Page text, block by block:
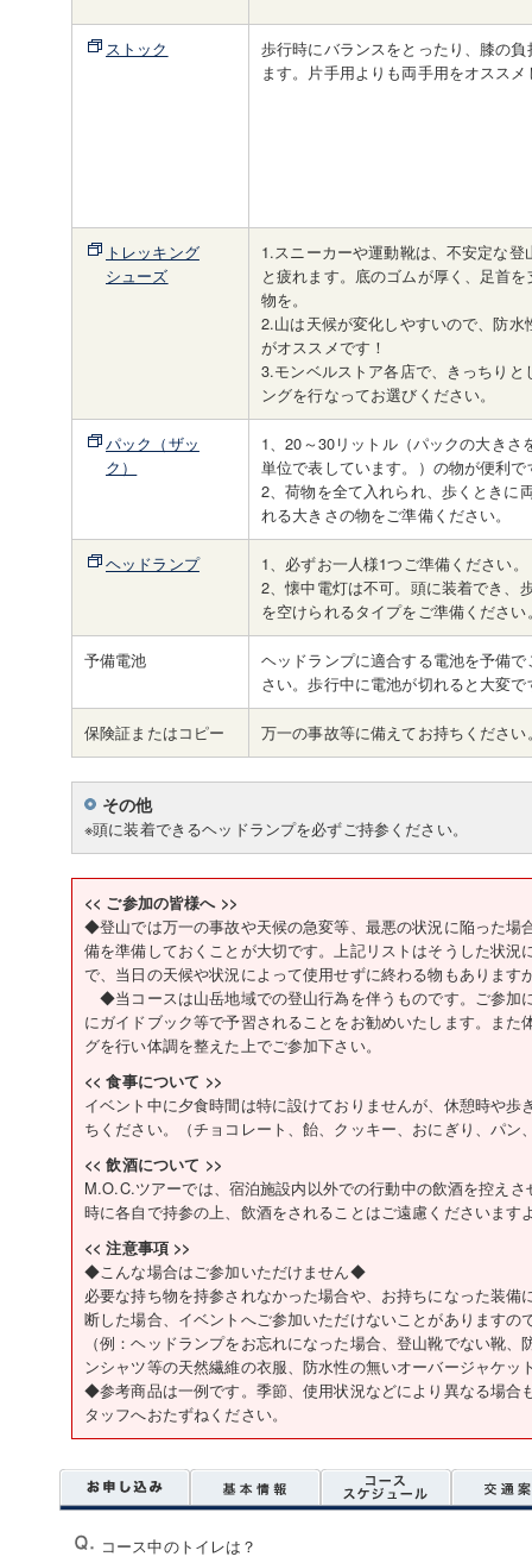
ストック
歩行時にバランスをとったり、膝の
ます。片手用よりも両手用をオスス
トレッキング
シューズ
1.スニーカーや運動靴は、不安定な登
と疲れます。底のゴムが厚く、足首
物を。
2.山は天候が変化しやすいので、防水
がオススメです！
3.モンベルストア各店で、きっちりと
ングを行なってお選びください。
パック（ザッ
ク）
1、20～30リットル（パックの大きさ
単位で表しています。）の物が便利で
2、荷物を全て入れられ、歩くときに
れる大きさの物をご準備ください。
ヘッドランプ
1、必ずお一人様1つご準備ください。
2、懐中電灯は不可。頭に装着でき、
を空けられるタイプをご準備ください
予備電池
ヘッドランプに適合する電池を予備
さい。歩行中に電池が切れると大変で
保険証またはコピー 万一の事故等に備えてお持ちください
その他
※頭に装着できるヘッドランプを必ずご持参ください。
<< ご参加の皆様へ >>
◆登山では万一の事故や天候の急変等、最悪の状況に陥った場
備を準備しておくことが大切です。上記リストはそうした状況
で、当日の天候や状況によって使用せずに終わる物もあります
◆当コースは山岳地域での登山行為を伴うものです。ご参加
にガイドブック等で予習されることをお勧めいたします。ま
グを行い体調を整えた上でご参加下さい。
<< 食事について >>
イベント中に夕食時間は特に設けておりませんが、休憩時や
ちください。（チョコレート、飴、クッキー、おにぎり、パン
<< 飲酒について >>
M.O.C.ツアーでは、宿泊施設内以外での行動中の飲酒を控え
時に各自で持参の上、飲酒をされることはご遠慮くださいます
<< 注意事項 >>
◆こんな場合はご参加いただけません◆
必要な持ち物を持参されなかった場合や、お持ちになった装
断した場合、イベントへご参加いただけないことがありますの
（例：ヘッドランプをお忘れになった場合、登山靴でない靴
ンシャツ等の天然繊維の衣服、防水性の無いオーバージャケッ
◆参考商品は一例です。季節、使用状況などにより異なる場合
タッフへおたずねください。
コース中のトイレは？